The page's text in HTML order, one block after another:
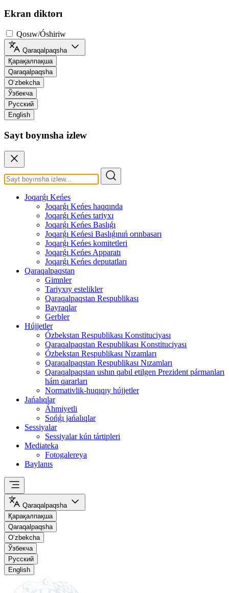
Ekran diktorı
Qosıw/Óshiriw
Qaraqalpaqsha
Қарақалпақша
Qaraqalpaqsha
O‘zbekcha
Ўзбекча
Русский
English
Sayt boyınsha izlew
Joqarǵı Keńes
Joqarǵı Keńes haqqında
Joqarǵı Keńes tariyxı
Joqarǵı Keńes Baslıǵı
Joqarǵı Keńesi Baslıǵınıń orınbasarı
Joqarǵı Keńes komitetleri
Joqarǵı Keńes Apparatı
Joqarǵı Keńes deputatları
Qaraqalpaqstan
Gimnler
Tariyxıy estelikler
Qaraqalpaqstan Respublikası
Bayraqlar
Gerbler
Hújjetler
Ózbekstan Respublikası Konstituciyası
Qaraqalpaqstan Respublikası Konstituciyası
Ózbekstan Respublikası Nızamları
Qaraqalpaqstan Respublikası Nızamları
Qaraqalpaqstan ushın qabıl etilgen Prezident pármanları
hám qararları
Normativlik-huqıqıy hújjetler
Jańalıqlar
Áhmiyetli
Sońǵı jańalıqlar
Sessiyalar
Sessiyalar kún tártipleri
Mediateka
Fotogalereya
Baylanıs
Qaraqalpaqsha
Қарақалпақша
Qaraqalpaqsha
O‘zbekcha
Ўзбекча
Русский
English